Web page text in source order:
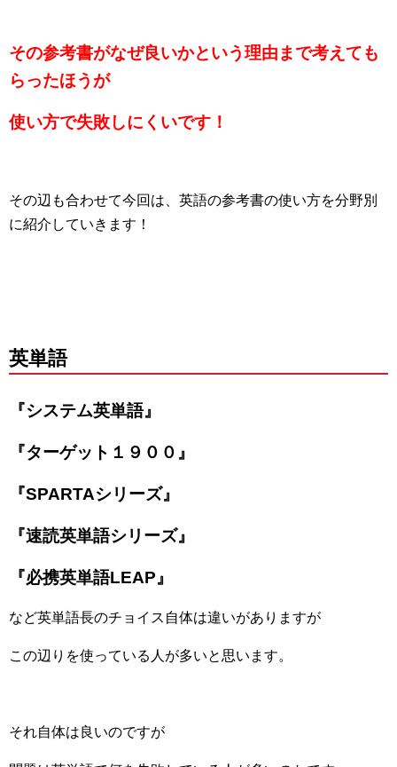
その参考書がなぜ良いかという理由まで考えても
らったほうが
使い方で失敗しにくいです！
その辺も合わせて今回は、英語の参考書の使い方を分野別
に紹介していきます！
英単語
『システム英単語』
『ターゲット１９００』
『SPARTAシリーズ』
『速読英単語シリーズ』
『必携英単語LEAP』
など英単語長のチョイス自体は違いがありますが
この辺りを使っている人が多いと思います。
それ自体は良いのですが